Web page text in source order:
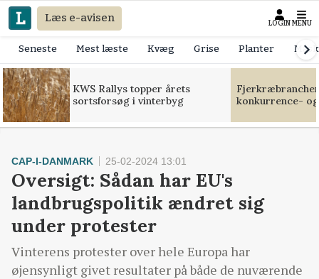
Læs e-avisen LOGIN MENU
Seneste Mest læste Kvæg Grise Planter
KWS Rallys topper årets
sortsforsøg i vinterbyg
konkurrence-
CAP-I-DANMARK 25-02-2024 13:01
Oversigt: Sådan har EU's
landbrugspolitik ændret sig
under protester
Vinterens protester over hele Europa har
øjensynligt givet resultater på både de nuværende